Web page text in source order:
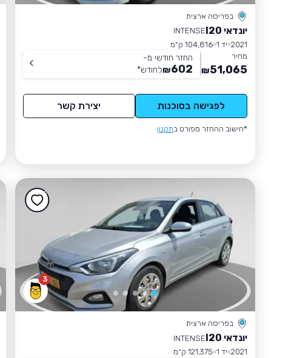
בפריסה ארצית
יונדאי I20
INTENSE
2021 יד 1
104,816 ק״מ
מחיר
51,065
₪
החזר חודשי מ-
602
₪לחודש*
לפגישה בסוכנות יצירת קשר
*חישוב ההחזר מפורט בתקנון
3
בפריסה ארצית
יונדאי I20
INTENSE
2021 יד 1
121,375 ק״מ